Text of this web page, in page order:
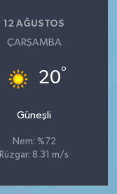
12 AĞUSTOS
ÇARŞAMBA
20°
Güneşli
Nem: %72
Rüzgar: 8.31 m/s